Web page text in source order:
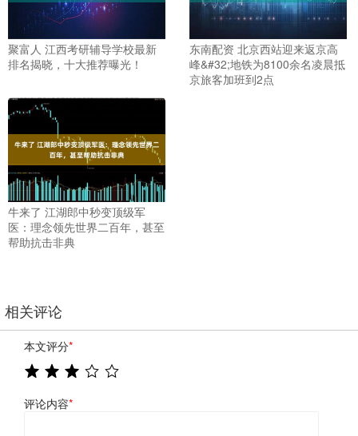
聚富人 江西考研辅导学校最新
排名揭晓，十大推荐曝光！
东南配资 北京西站迎来返京高
峰&#32;地铁为8100余名凌晨抵
京旅客加班到2点
牛来了 江湖郎中秒变顶级军
医：理念领先世界二百年，甚至
帮助抗击非典
相关评论
本文评分*
评论内容*